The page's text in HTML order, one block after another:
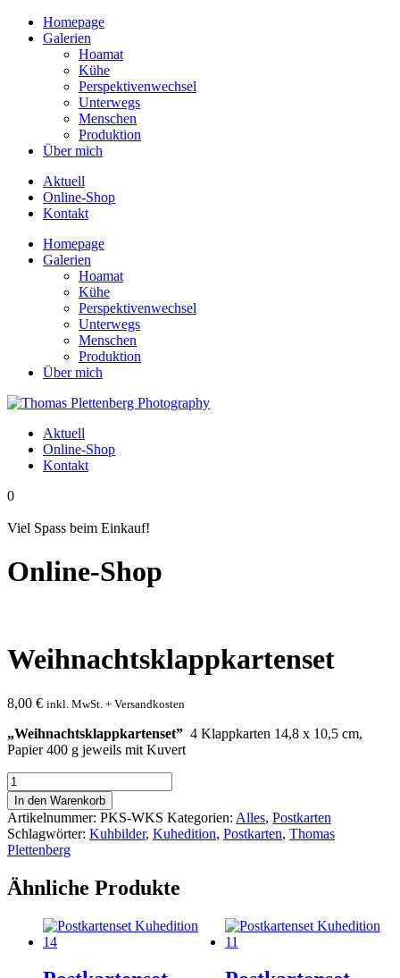
Homepage
Galerien
Hoamat
Kühe
Perspektivenwechsel
Unterwegs
Menschen
Produktion
Über mich
Aktuell
Online-Shop
Kontakt
Homepage
Galerien
Hoamat
Kühe
Perspektivenwechsel
Unterwegs
Menschen
Produktion
Über mich
Aktuell
Online-Shop
Kontakt
0
Viel Spass beim Einkauf!
Online-Shop
Weihnachtsklappkartenset
8,00 € inkl. MwSt. + Versandkosten
„Weihnachtsklappkartenset” 4 Klappkarten 14,8 x 10,5 cm,
Papier 400 g jeweils mit Kuvert
Weihnachtsklappkartenset
Menge
In den Warenkorb
Artikelnummer: PKS-WKS Kategorien: Alles, Postkarten
Schlagwörter: Kuhbilder, Kuhedition, Postkarten, Thomas
Plettenberg
Ähnliche Produkte